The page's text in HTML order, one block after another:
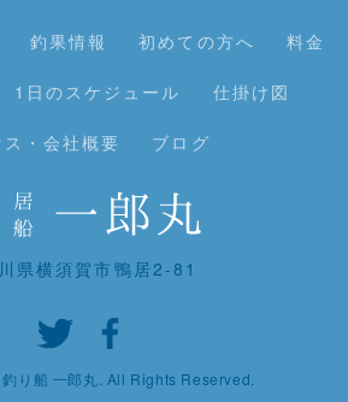
釣果情報 初めての方へ 料金
1日のスケジュール 仕掛け図
・会社概要 ブログ
県横須賀市鴨居2-81
り船 一郎丸. All Rights Reserved.